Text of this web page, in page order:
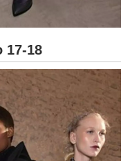
17-18